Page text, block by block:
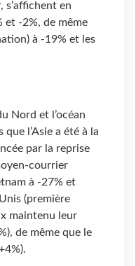
en
et -2%, de même
à -19% et les
Nord et l’océan
l’Asie a été à la
par la reprise
courrier
à -27% et
(première
maintenu leur
de même que le